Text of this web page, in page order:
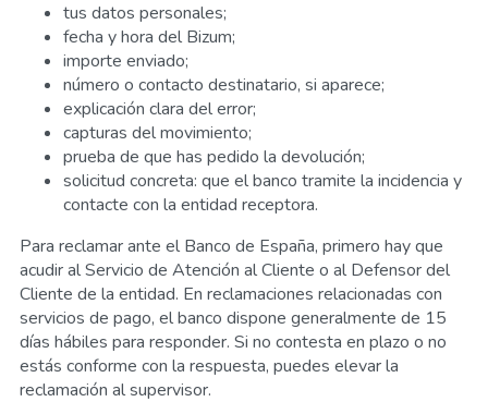
tus datos personales;
fecha y hora del Bizum;
importe enviado;
número o contacto destinatario, si aparece;
explicación clara del error;
capturas del movimiento;
prueba de que has pedido la devolución;
solicitud concreta: que el banco tramite la incidencia y
contacte con la entidad receptora.
Para reclamar ante el Banco de España, primero hay que
acudir al Servicio de Atención al Cliente o al Defensor del
Cliente de la entidad. En reclamaciones relacionadas con
servicios de pago, el banco dispone generalmente de 15
días hábiles para responder. Si no contesta en plazo o no
estás conforme con la respuesta, puedes elevar la
reclamación al supervisor.